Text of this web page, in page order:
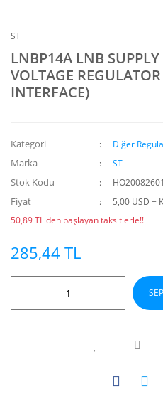
ST
LNBP14A LNB
VOLTAGE
INTERFACE)
Kategori Diğer
Marka ST
Stok Kodu
Fiyat
5,00 USD +
50,89 TL den başlayan taksitlerle!!
285,44 TL